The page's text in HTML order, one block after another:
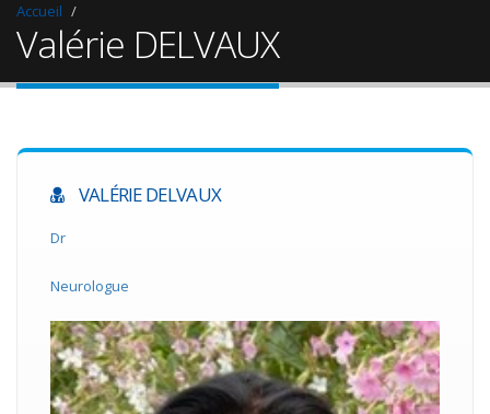
Accueil
Valérie DELVAUX
VALÉRIE DELVAUX
Dr
Neurologue